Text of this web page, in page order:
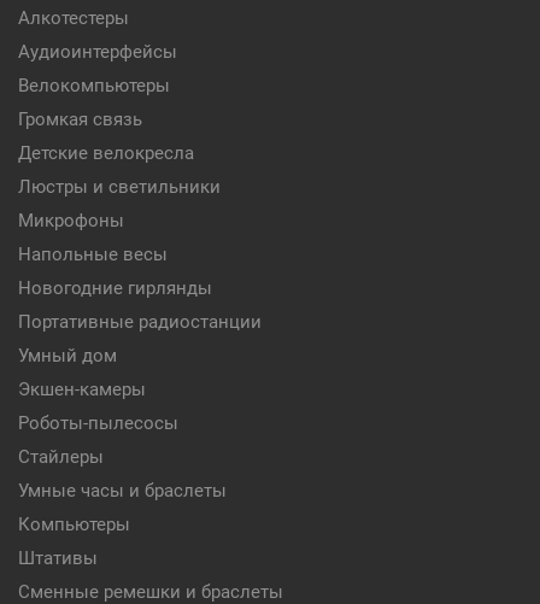
Алкотестеры
Аудиоинтерфейсы
Велокомпьютеры
Громкая связь
Детские велокресла
Люстры и светильники
Микрофоны
Напольные весы
Новогодние гирлянды
Портативные радиостанции
Умный дом
Экшен-камеры
Роботы-пылесосы
Стайлеры
Умные часы и браслеты
Компьютеры
Штативы
Сменные ремешки и браслеты